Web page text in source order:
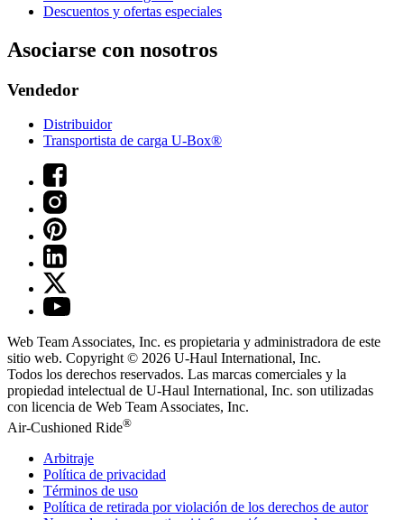
Descuentos y ofertas especiales
Asociarse con nosotros
Vendedor
Distribuidor
Transportista de carga U-Box®
Web Team Associates, Inc. es propietaria y administradora de este
sitio web. Copyright © 2026 U-Haul International, Inc.
Todos los derechos reservados. Las marcas comerciales y la
propiedad intelectual de U-Haul International, Inc. son utilizadas
con licencia de Web Team Associates, Inc.
Air-Cushioned Ride®
Arbitraje
Política de privacidad
Términos de uso
Política de retirada por violación de los derechos de autor